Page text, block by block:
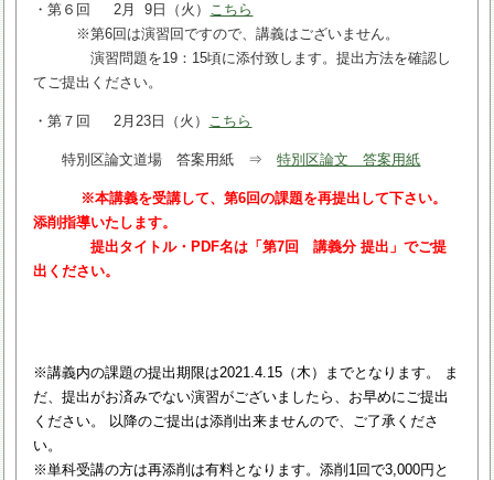
・第６回 2月 9日（火） こちら
※第6回は演習回ですので、講義はございません。
演習問題を19：15頃に添付致します。提出方法を確認し
てご提出ください。
・第７回 2月23日（火） こちら
特別区論文道場 答案用紙 ⇒特別区論文 答案用紙
※本講義を受講して、第6回の課題を再提出して下さい。
添削指導いたします。
提出タイトル・PDF名は「第7回 講義分 提出」でご提
出ください。
※講義内の課題の提出期限は2021.4.15（木）までとなります。 ま
だ、提出がお済みでない演習がございましたら、お早めにご提出
ください。 以降のご提出は添削出来ませんので、ご了承くださ
い。
※単科受講の方は再添削は有料となります。添削1回で3,000円と